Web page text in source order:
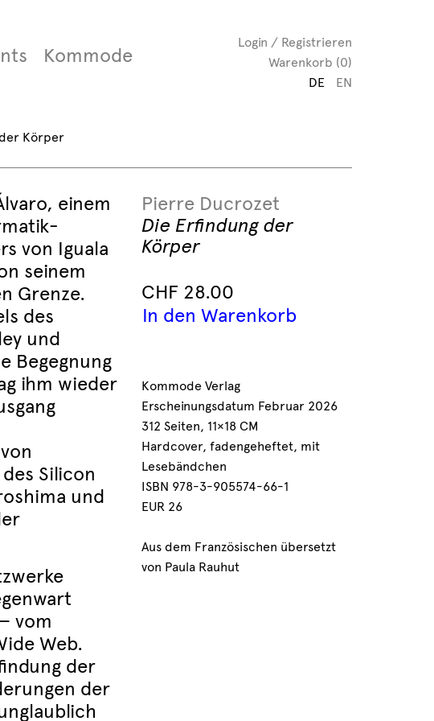
Kommode
Login / Registrieren
Warenkorb (0)
DE
EN
Körper
einem
von Iguala
seinem
Grenze.
des
und
Begegnung
ihm wieder
Silicon
und
vom
Web.
der
der
Pierre Ducrozet
Die Erfindung der
Körper
CHF28.00
In den Warenkorb
Kommode Verlag
Erscheinungsdatum Februar 2026
312 Seiten, 11×18 CM
Hardcover, fadengeheftet, mit
Lesebändchen
ISBN 978-3-905574-66-1
EUR 26
Aus dem Französischen übersetzt
von Paula Rauhut